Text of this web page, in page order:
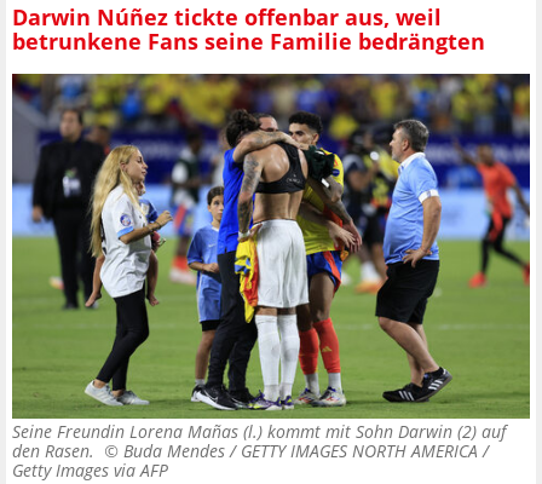
Darwin Núñez tickte offenbar aus, weil
betrunkene Fans seine Familie bedrängten
Seine Freundin Lorena Mañas (l.) kommt mit Sohn Darwin (2) auf
den Rasen. © Buda Mendes / GETTY IMAGES NORTH AMERICA /
Getty Images via AFP